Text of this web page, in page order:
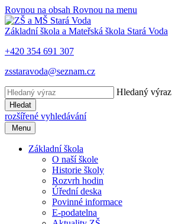
Rovnou na obsah Rovnou na menu
Základní škola a Mateřská škola Stará Voda
+420 354 691 307
zsstaravoda@seznam.cz
Hledaný výraz
Hledat
rozšířené vyhledávání
Menu
Základní škola
O naší škole
Historie školy
Rozvrh hodin
Úřední deska
Povinné informace
E-podatelna